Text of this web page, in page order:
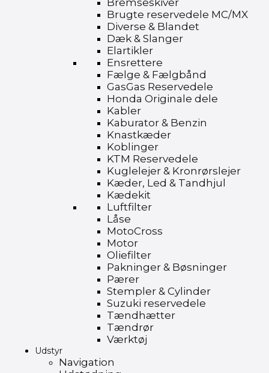
Bremseskiver
Brugte reservedele MC/MX
Diverse & Blandet
Dæk & Slanger
Elartikler
Ensrettere
Fælge & Fælgbånd
GasGas Reservedele
Honda Originale dele
Kabler
Kaburator & Benzin
Knastkæder
Koblinger
KTM Reservedele
Kuglelejer & Kronrørslejer
Kæder, Led & Tandhjul
Kædekit
Luftfilter
Låse
MotoCross
Motor
Oliefilter
Pakninger & Bøsninger
Pærer
Stempler & Cylinder
Suzuki reservedele
Tændhætter
Tændrør
Værktøj
Udstyr
Navigation